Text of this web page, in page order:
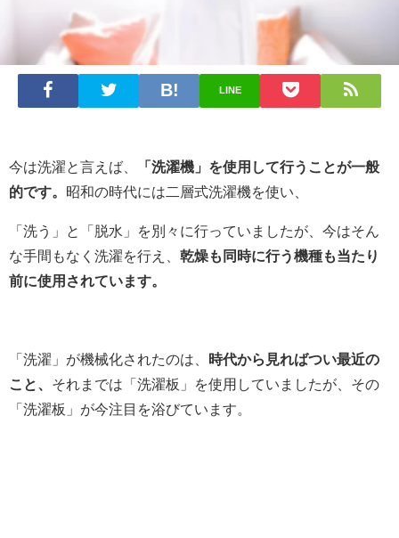
LINE
今は洗濯と言えば、
「洗濯機」を使用して行うことが一般
的です。 昭和の時代には二層式洗濯機を使い、
「洗う」と「脱水」を別々に行っていましたが、今はそん
な手間もなく洗濯を行え、 乾燥も同時に行う機種も当たり
前に使用されています。
「洗濯」が機械化されたのは、
時代から見ればつい最近の
こと、 それまでは「洗濯板」を使用していましたが、その
「洗濯板」が今注目を浴びています。